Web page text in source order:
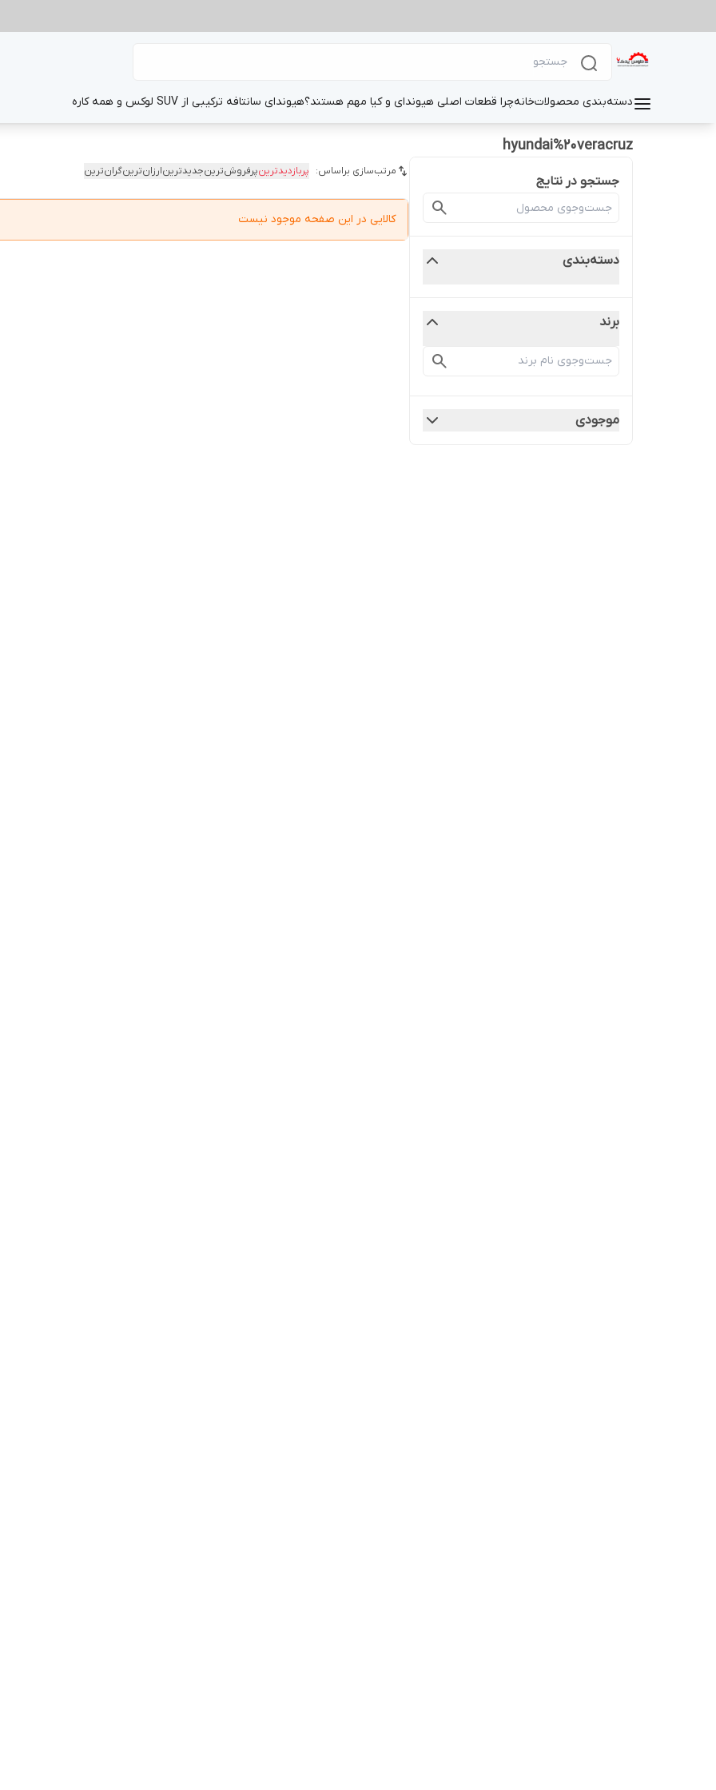
دسته‌بندی محصولاتخانهچرا قطعات اصلی هیوندای و کیا مهم هستند؟هیوندای سانتافه ترکیبی از SUV لوکس و همه کاره
hyundai%20veracruz
جستجو در نتایج
دسته‌بندی
برند
موجودی
مرتب‌سازی براساس: پربازدیدترینپرفروش‌ترینجدیدترینارزان‌ترینگران‌ترین
کالایی در این صفحه موجود نیست